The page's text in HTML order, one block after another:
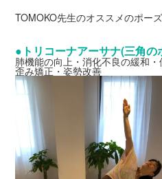
TOMOKO先生のオススメのポー
●トリコーナアーサナ(三角の
肺機能の向上・消化不良の緩和・
歪み矯正・姿勢改善